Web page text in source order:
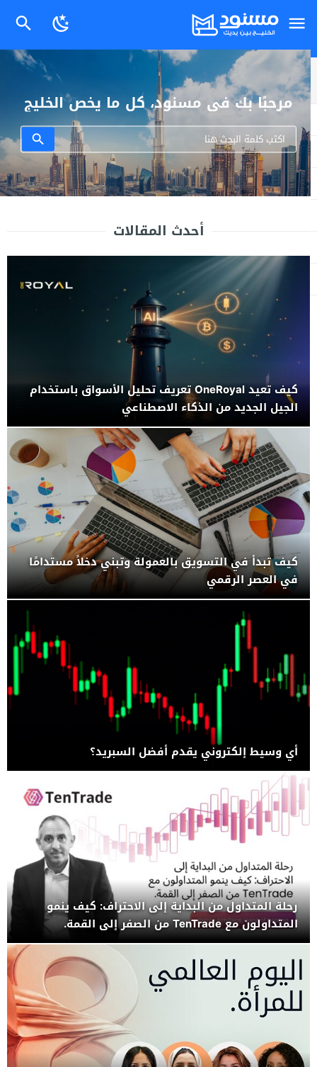
مرحبًا بك في مسنود، كل ما يخص الخليج
بين يديك.
أحدث المقالات
كيف تعيد OneRoyal تعريف تحليل الأسواق باستخدام
الجيل الجديد من الذكاء الاصطناعي
كيف تبدأ في التسويق بالعمولة وتبني دخلاً مستدامًا
في العصر الرقمي
أي وسيط إلكتروني يقدم أفضل السبريد؟
رحلة المتداول من البداية إلى الاحتراف: كيف ينمو
المتداولون مع TenTrade من الصفر إلى القمة.